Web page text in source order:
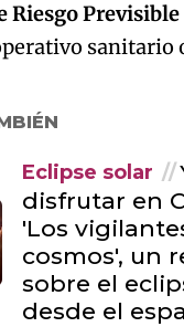
Riesgo Previsible
sanitario
Eclipse solar
disfrutar en
'Los
cosmos', un
sobre el
desde el